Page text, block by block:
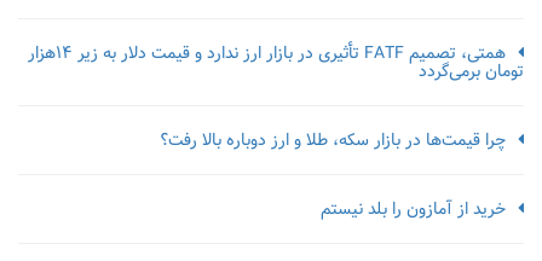
همتی، تصمیم FATF تأثیری در بازار ارز ندارد و قیمت دلار به زیر ۱۴هزار
تومان برمی‌گردد
چرا قیمت‌ها در بازار سکه، طلا و ارز دوباره بالا رفت؟
خرید از آمازون را بلد نیستم